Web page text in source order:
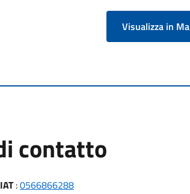
Visualizza in
contatto
:0566866288